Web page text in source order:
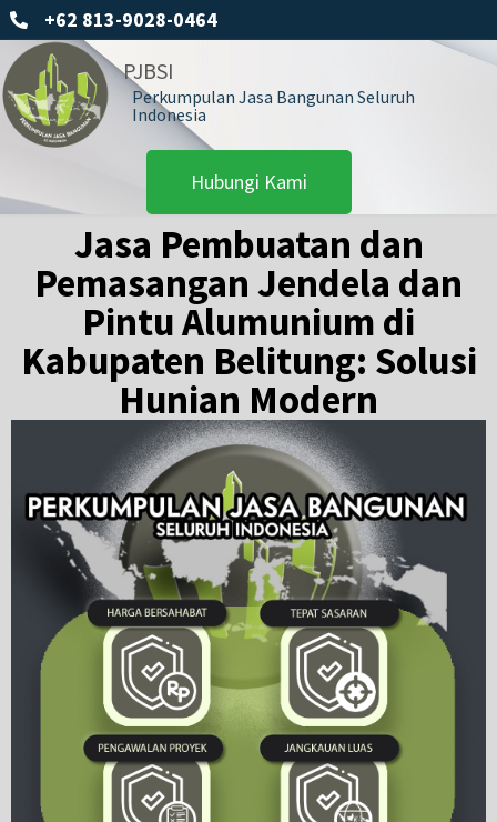
+62 813-9028-0464
PJBSI
Perkumpulan Jasa Bangunan Seluruh
Indonesia
Hubungi Kami
Jasa Pembuatan dan
Pemasangan Jendela dan
Pintu Alumunium di
Kabupaten Belitung: Solusi
Hunian Modern